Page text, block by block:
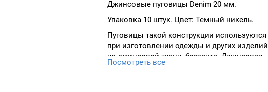
Джинсовые пуговицы Denim 20 мм.
Упаковка 10 штук. Цвет: Темный никель.
Пуговицы такой конструкции используются
при изготовлении одежды и других изделий
из джинсовой ткани, брезента. Джинсовая
пуговица выполнена из качественного
Посмотреть все